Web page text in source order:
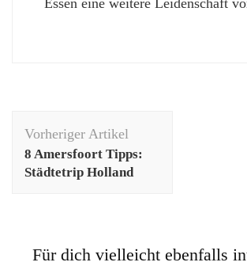
Essen eine weitere Leidenschaft
Vorheriger Artikel
8 Amersfoort Tipps:
Städtetrip Holland
Für dich vielleicht ebenfalls